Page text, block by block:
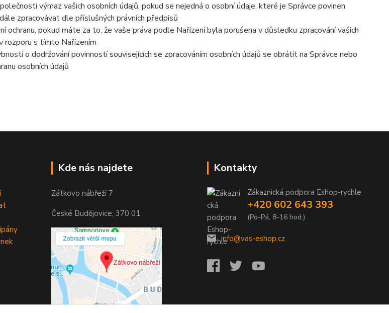
výmaz vašich osobních údajů, pokud se nejedná o osobní údaje, které je Správce povinen
zpracovávat dle příslušných právních předpisů
ochranu, pokud máte za to, že vaše práva podle Nařízení byla porušena v důsledku zpracování vašich
rozporu s tímto Nařízením
o dodržování povinností souvisejících se zpracováním osobních údajů se obrátit na Správce nebo
osobních údajů
Kde nás najdete
Zátkovo nábřeží 7
České Budějovice, 370 01
Kontakty
Zákaznická podpora Eshop-rychle
+420 602 643 393
(Po-Pá, 8-16 hod.)
info@vas-eshop.cz